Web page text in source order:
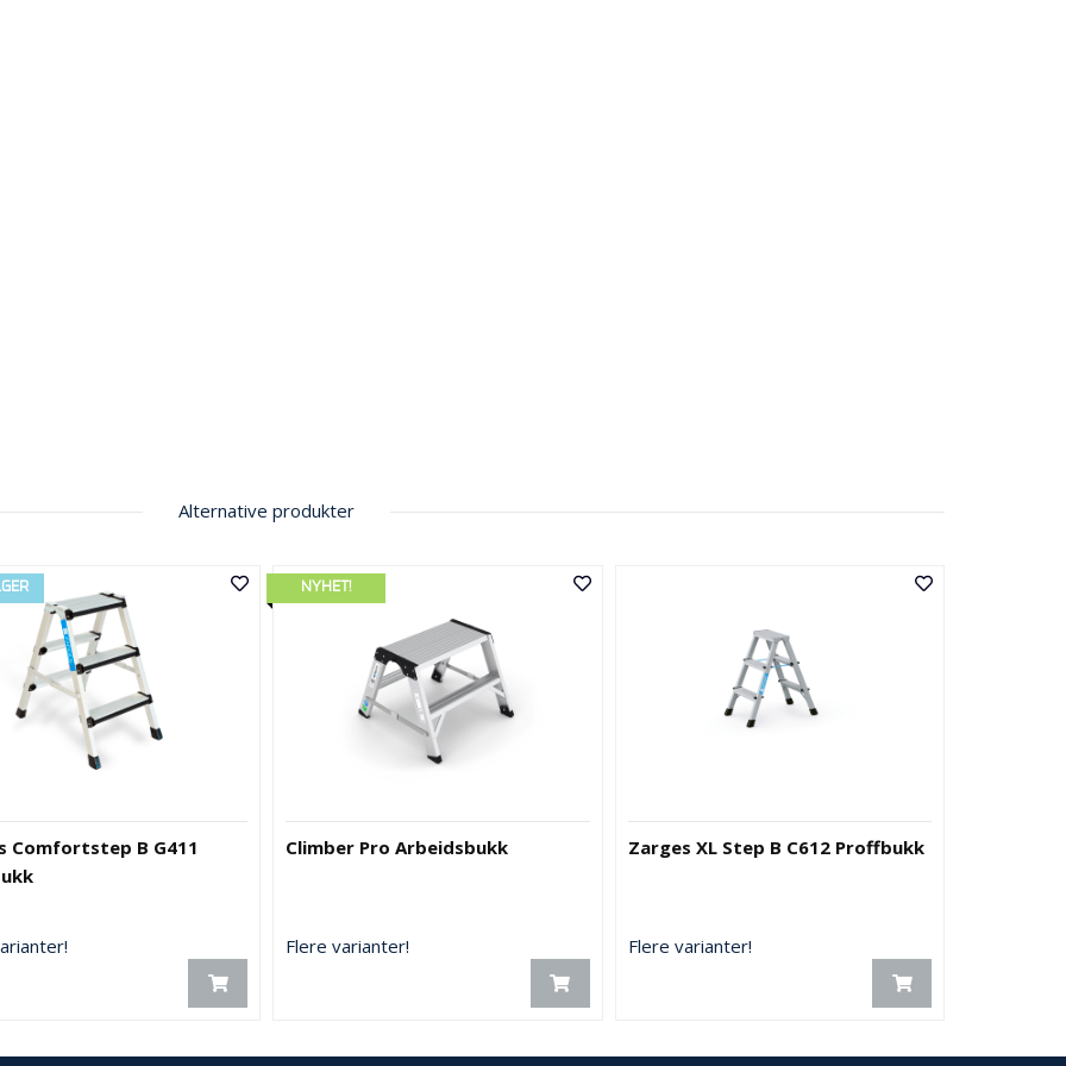
Alternative produkter
Comfortstep B G411
NYHET!
Climber Pro Arbeidsbukk
Flere varianter!
Zarges XL Step B C612 Proffbukk
Flere varianter!